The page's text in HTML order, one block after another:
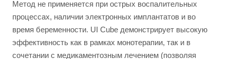
Метод не применяется при острых воспалительных
процессах, наличии электронных имплантатов и во
время беременности. UI Cube демонстрирует высокую
эффективность как в рамках монотерапии, так и в
сочетании с медикаментозным лечением (позволяя